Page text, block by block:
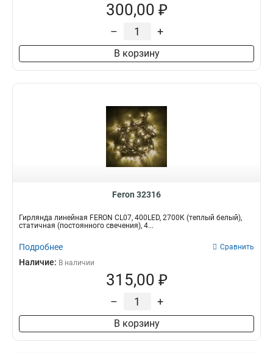
300,00 ₽
– +
В корзину
Feron 32316
Гирлянда линейная FERON CL07, 400LED, 2700К (теплый белый),
статичная (постоянного свечения), 4...
Подробнее Сравнить
Наличие: В наличии
315,00 ₽
– +
В корзину